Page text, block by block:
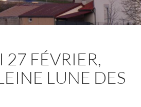
27 FÉVRIER,
LUNE DES